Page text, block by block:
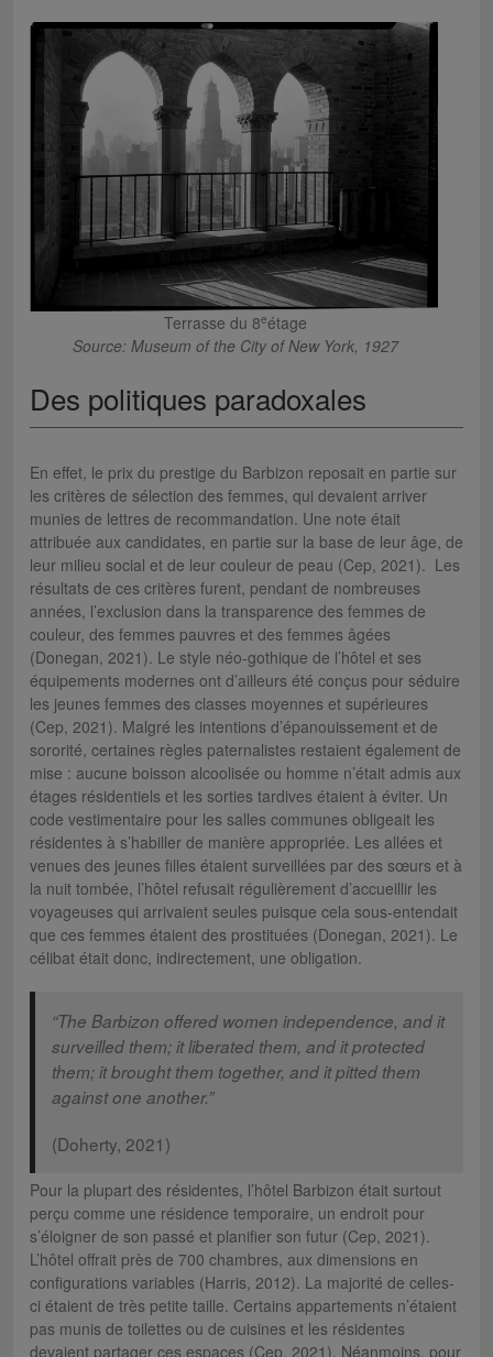
Terrasse du 8eétage
Source: Museum of the City of New York, 1927
Des politiques paradoxales
En effet, le prix du prestige du Barbizon reposait en partie sur
les critères de sélection des femmes, qui devaient arriver
munies de lettres de recommandation. Une note était
attribuée aux candidates, en partie sur la base de leur âge, de
leur milieu social et de leur couleur de peau (Cep, 2021). Les
résultats de ces critères furent, pendant de nombreuses
années, l’exclusion dans la transparence des femmes de
couleur, des femmes pauvres et des femmes âgées
(Donegan, 2021). Le style néo-gothique de l’hôtel et ses
équipements modernes ont d’ailleurs été conçus pour séduire
les jeunes femmes des classes moyennes et supérieures
(Cep, 2021). Malgré les intentions d’épanouissement et de
sororité, certaines règles paternalistes restaient également de
mise : aucune boisson alcoolisée ou homme n’était admis aux
étages résidentiels et les sorties tardives étaient à éviter. Un
code vestimentaire pour les salles communes obligeait les
résidentes à s’habiller de manière appropriée. Les allées et
venues des jeunes filles étaient surveillées par des sœurs et à
la nuit tombée, l’hôtel refusait régulièrement d’accueillir les
voyageuses qui arrivaient seules puisque cela sous-entendait
que ces femmes étaient des prostituées (Donegan, 2021). Le
célibat était donc, indirectement, une obligation.
“The Barbizon offered women independence, and it
surveilled them; it liberated them, and it protected
them; it brought them together, and it pitted them
against one another.”
(Doherty, 2021)
Pour la plupart des résidentes, l’hôtel Barbizon était surtout
perçu comme une résidence temporaire, un endroit pour
s’éloigner de son passé et planifier son futur (Cep, 2021).
L’hôtel offrait près de 700 chambres, aux dimensions en
configurations variables (Harris, 2012). La majorité de celles-
ci étaient de très petite taille. Certains appartements n’étaient
pas munis de toilettes ou de cuisines et les résidentes
devaient partager ces espaces (Cep, 2021). Néanmoins, pour